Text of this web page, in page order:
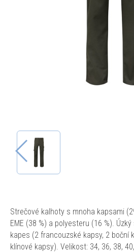
Strečové kalhoty s mnoha kapsami
EME (38 %) a polyesteru (16 %).
kapes (2 francouzské kapsy, 2 boční
klínové kapsy). Velikost: 34, 36, 38,